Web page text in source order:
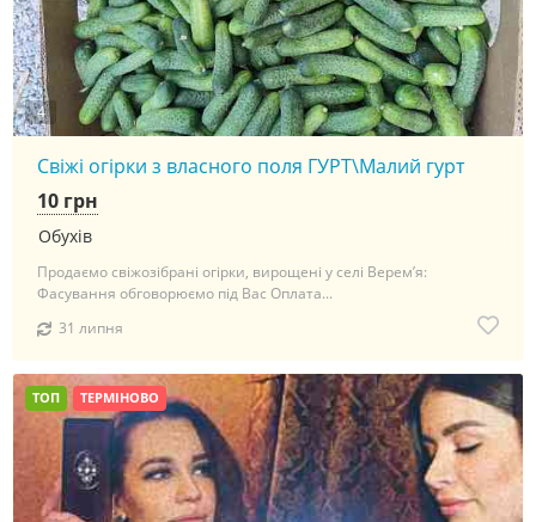
4
Свіжі огірки з власного поля ГУРТ\Малий гурт
Обухів
10 грн
Продаємо свіжозібрані огірки, вирощені у селі Верем’я:
Фасування обговорюємо під Вас Оплата...
31 липня
ТОП ТЕРМІНОВО